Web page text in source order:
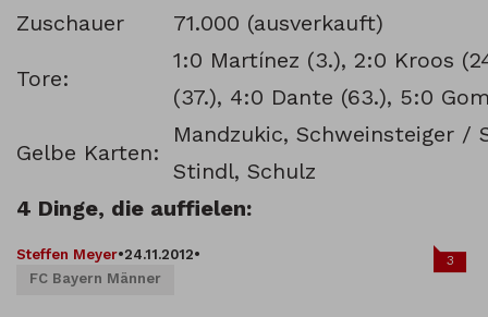
Zuschauer
71.000 (ausverkauft)
Tore:
1:0 Martínez (3.), 2:0 Kroos
(37.), 4:0 Dante (63.), 5:0
Gelbe Karten:
Mandzukic, Schweinsteiger /
Stindl, Schulz
4 Dinge, die auffielen:
Steffen Meyer•24.11.2012•
FC Bayern Männer
3